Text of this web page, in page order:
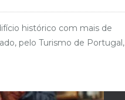
histórico com mais de
pelo Turismo de Portugal,